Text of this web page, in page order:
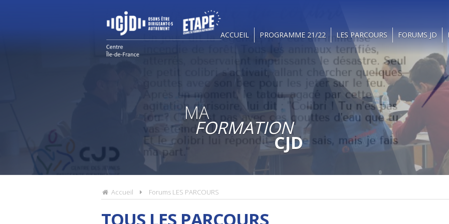
ACCUEIL
PROGRAMME 21/22
TOUS LES PROGRAMMES FORMATION 21/22
LES PARCOURS
Tous les PARCOURS
FORUMS JD
Les
MA
FORMATION
CJD
Accueil Forums LES PARCOURS